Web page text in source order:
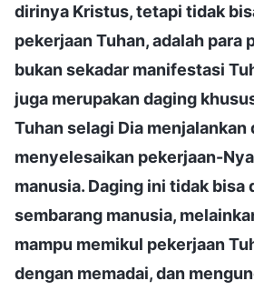
dirinya Kristus, tetapi tidak
pekerjaan Tuhan, adalah para
bukan sekadar manifestasi
juga merupakan daging
Tuhan selagi Dia menjalankan
menyelesaikan pekerjaan-
manusia. Daging ini tidak bisa
sembarang manusia,
mampu memikul pekerjaan
dengan memadai, dan